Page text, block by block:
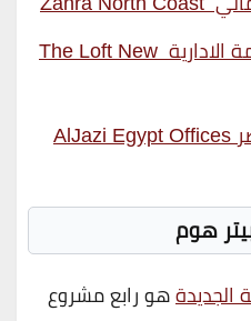
كمبوند ذا لوفت العاصمة الادارية The Loft New
وحدات ادارية الجازي مصر AlJazi Egypt Offices
هوم
هو رابع مشروع